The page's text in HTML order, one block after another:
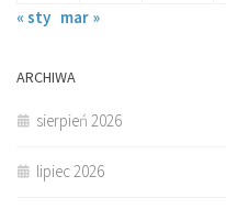
« sty mar »
ARCHIWA
sierpień 2026
lipiec 2026